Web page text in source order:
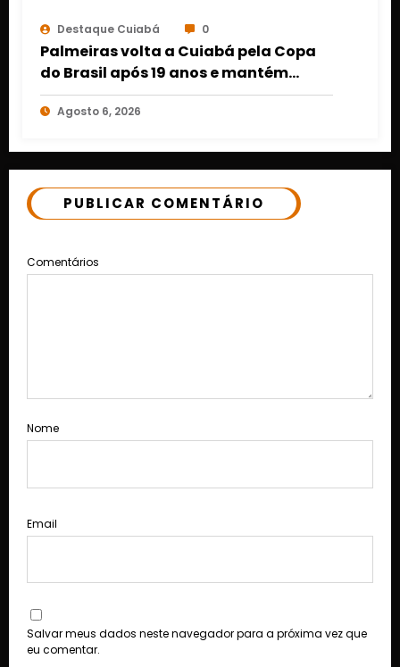
Destaque Cuiabá 0
Palmeiras volta a Cuiabá pela Copa
do Brasil após 19 anos e mantém
retrospecto invicto em Mato Grosso
Agosto 6, 2026
PUBLICAR COMENTÁRIO
Comentários
Nome
Email
Salvar meus dados neste navegador para a próxima vez que
eu comentar.